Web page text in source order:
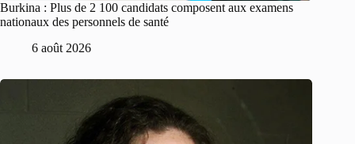
Burkina : Plus de 2 100 candidats composent aux examens
nationaux des personnels de santé
6 août 2026